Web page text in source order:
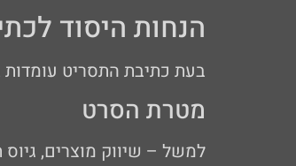
הנחות היסוד
בעת כתיבת התסריט
מטרת הסרט
למשל – שיווק מוצרים,